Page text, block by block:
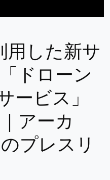
用した新サ
ドローン
ービス」
アーカ
プレスリ